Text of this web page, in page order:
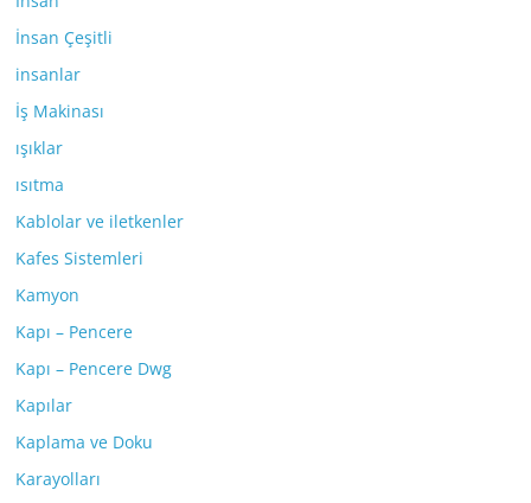
İnsan Çeşitli
insanlar
İş Makinası
ışıklar
ısıtma
Kablolar ve iletkenler
Kafes Sistemleri
Kamyon
Kapı – Pencere
Kapı – Pencere Dwg
Kapılar
Kaplama ve Doku
Karayolları